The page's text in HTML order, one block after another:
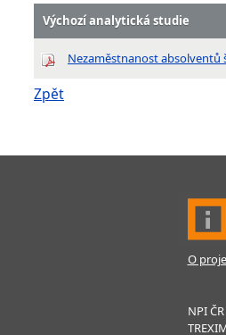
Výchozí analytická studie
Nezaměstnanost absolventů
Zpět
O
NPI